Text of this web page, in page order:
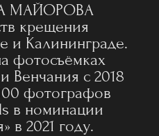
МАЙОРОВА
крещения
и Калининграде.
фотосъёмках
Венчания с 2018
фотографов
в номинации
в 2021 году.